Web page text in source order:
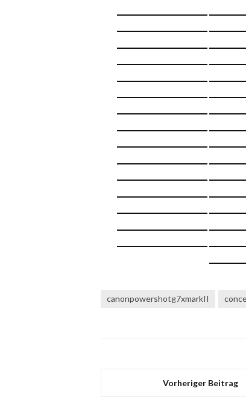
canonpowershotg7xmarkII
Vorheriger Beitrag